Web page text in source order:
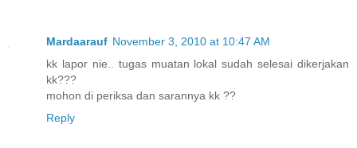
Mardaarauf November 3, 2010 at 10:47 AM
kk lapor nie.. tugas muatan lokal sudah selesai dikerjakan
kk???
mohon di periksa dan sarannya kk ??
Reply